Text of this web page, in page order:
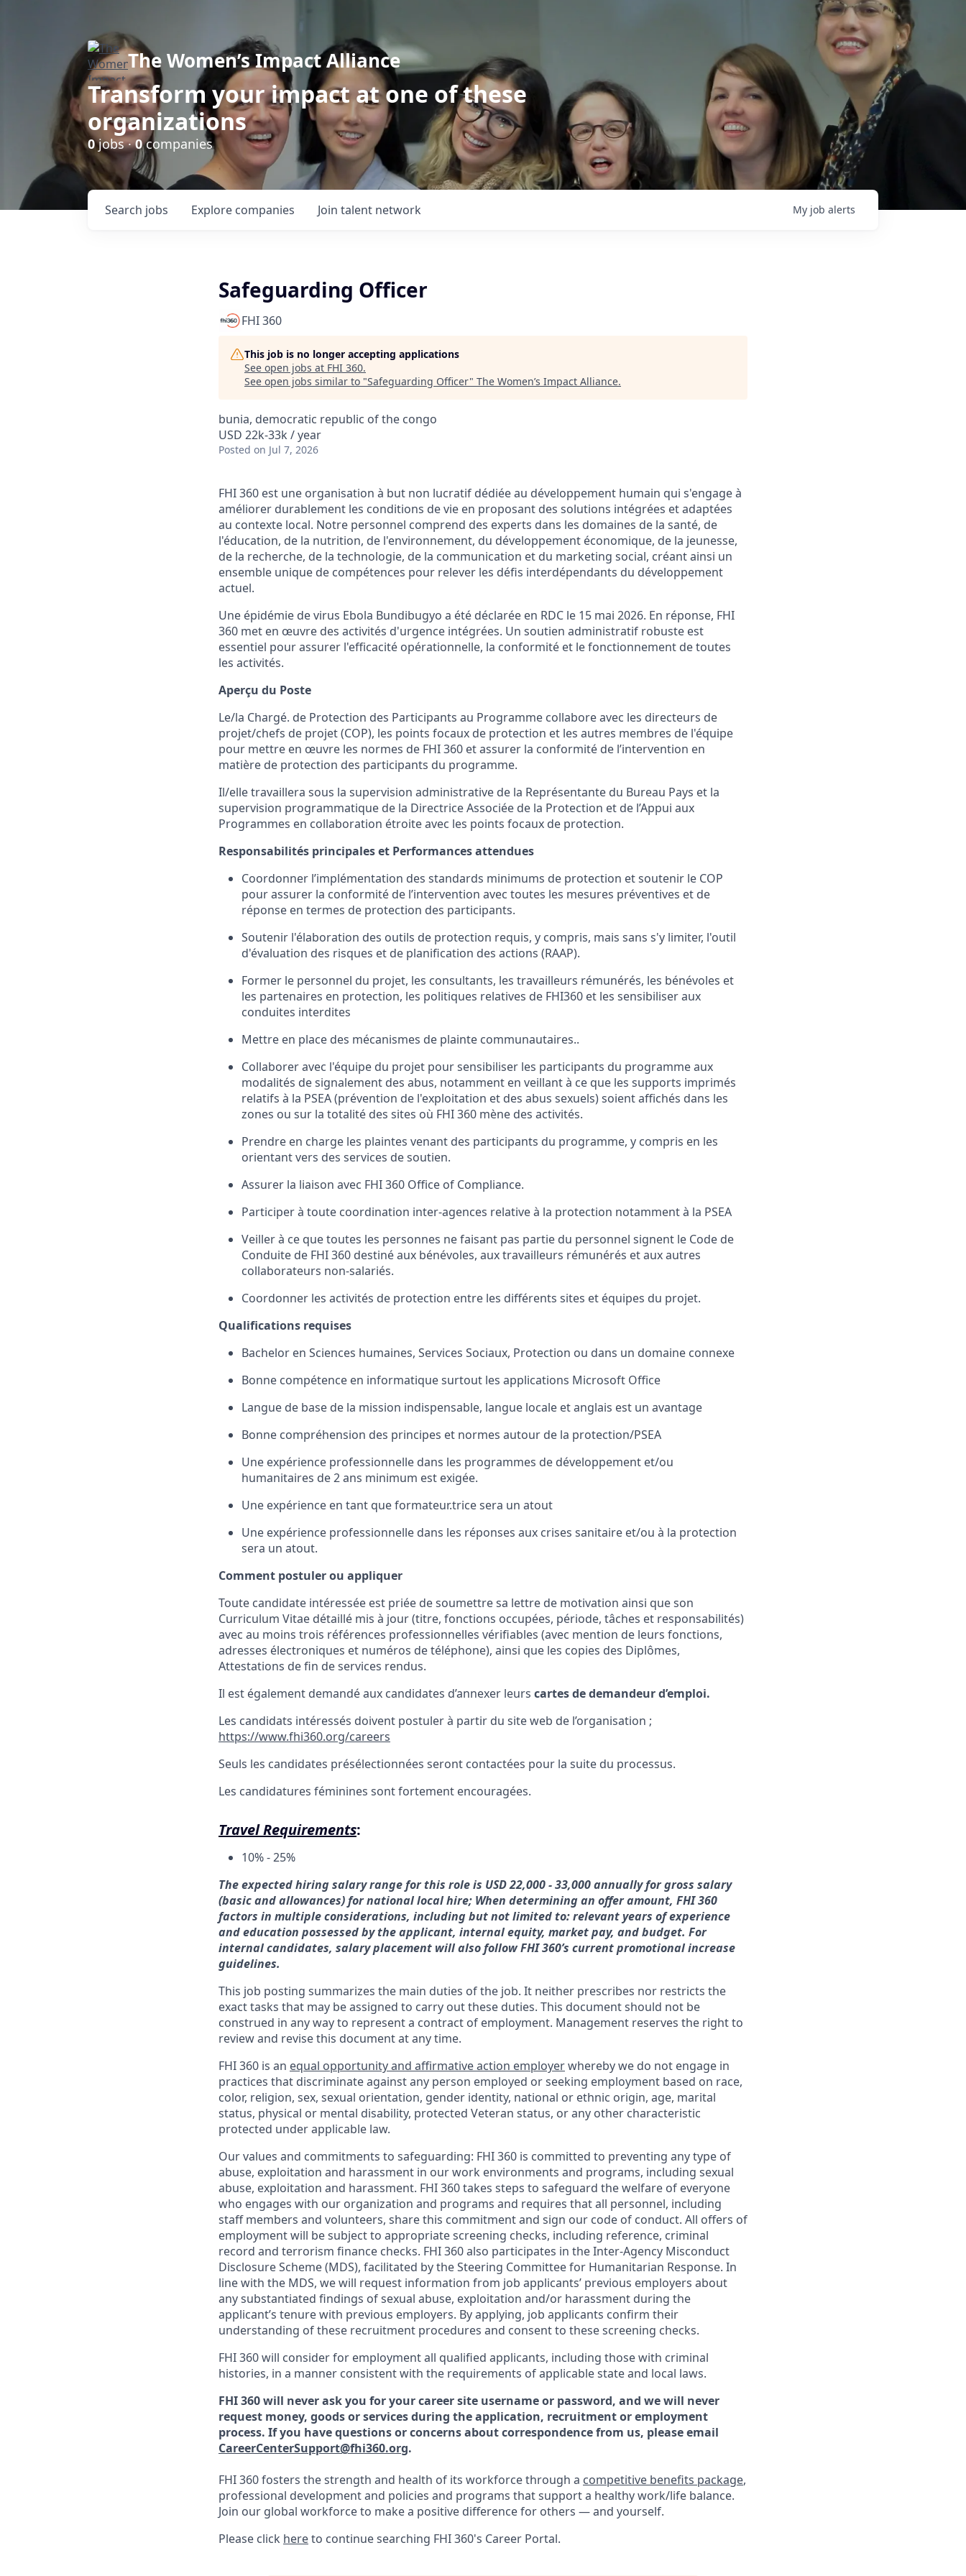
The Women’s Impact Alliance
Transform your impact at one of these
organizations
0jobs ·0companies
Search jobs Explore companies Join talent network My job alerts
Safeguarding Officer
FHI 360
This job is no longer accepting applications
See open jobs at FHI 360.
See open jobs similar to "Safeguarding Officer" The Women’s Impact Alliance.
bunia, democratic republic of the congo
USD 22k-33k / year
Posted on Jul 7, 2026
FHI 360 est une organisation à but non lucratif dédiée au développement humain qui s'engage à
améliorer durablement les conditions de vie en proposant des solutions intégrées et adaptées
au contexte local. Notre personnel comprend des experts dans les domaines de la santé, de
l'éducation, de la nutrition, de l'environnement, du développement économique, de la jeunesse,
de la recherche, de la technologie, de la communication et du marketing social, créant ainsi un
ensemble unique de compétences pour relever les défis interdépendants du développement
actuel.
Une épidémie de virus Ebola Bundibugyo a été déclarée en RDC le 15 mai 2026. En réponse, FHI
360 met en œuvre des activités d'urgence intégrées. Un soutien administratif robuste est
essentiel pour assurer l'efficacité opérationnelle, la conformité et le fonctionnement de toutes
les activités.
Aperçu du Poste
Le/la Chargé. de Protection des Participants au Programme collaboreavec les directeurs de
projet/chefs de projet (COP), les points focaux de protection et les autres membres de l'équipe
pour mettre en œuvre les normes de FHI 360 et assurer la conformité de l’intervention en
matière de protection des participants du programme.
Il/elle travaillera sous la supervision administrative de la Représentante du Bureau Pays et la
supervision programmatique de la DirectriceAssociée de la Protection et de l’Appui aux
Programmes en collaboration étroite avec les points focaux de protection.
Responsabilités principales et Performancesattendues
Coordonner l’implémentation des standards minimums de protection et soutenir le COP
pour assurer la conformité de l’intervention avec toutes les mesures préventives et de
réponse en termes de protection des participants.
Soutenir l'élaboration des outils de protection requis, y compris, mais sans s'y limiter, l'outil
d'évaluation des risques et de planification des actions (RAAP).
Former le personnel du projet, les consultants, les travailleurs rémunérés, les bénévoles et
les partenaires en protection, les politiques relatives de FHI360 et les sensibiliser aux
conduites interdites
Mettre en place des mécanismes de plainte communautaires..
Collaborer avec l'équipe du projet pour sensibiliser les participants du programme aux
modalités de signalement des abus, notamment en veillant à ce que les supports imprimés
relatifs à la PSEA (prévention de l'exploitation et des abus sexuels) soient affichés dans les
zones ou sur la totalité des sites où FHI 360 mène des activités.
Prendre en charge les plaintes venant des participants du programme, y compris en les
orientant vers des services de soutien.
Assurer la liaison avec FHI 360 Office of Compliance.
Participer à toute coordination inter-agences relative à la protection notamment à la PSEA
Veiller à ce que toutes les personnes ne faisant pas partie du personnel signent le Code de
Conduite de FHI 360 destiné aux bénévoles, aux travailleurs rémunérés et aux autres
collaborateurs non-salariés.
Coordonner les activités de protection entre les différents sites et équipes du projet.
Qualifications requises
Bachelor en Sciences humaines, Services Sociaux, Protection ou dans un domaine connexe
Bonne compétence en informatiquesurtout les applications Microsoft Office
Langue de base de la mission indispensable, langue locale et anglais est un avantage
Bonne compréhension des principes et normes autour de la protection/PSEA
Une expérience professionnelle dans les programmes de développement et/ou
humanitaires de2ans minimum est exigée.
Une expérience en tant queformateur.tricesera un atout
Une expérience professionnelle dans les réponses aux crises sanitaire et/ou à la protection
sera un atout.
Comment postuler ou appliquer
Toute candidate intéressée est priée de soumettre sa lettre de motivation ainsi que son
Curriculum Vitae détaillé mis à jour (titre, fonctions occupées, période, tâches et responsabilités)
avec au moins trois références professionnelles vérifiables (avec mention de leurs fonctions,
adresses électroniques et numéros de téléphone), ainsi que les copies des Diplômes,
Attestations de fin de services rendus.
Il est également demandé aux candidates d’annexer leurs cartes de demandeur d’emploi.
Les candidats intéressés doivent postuler à partir du site web de l’organisation ;
https://www.fhi360.org/careers
Seuls les candidates présélectionnées seront contactées pour la suite du processus.
Les candidatures féminines sont fortement encouragées.
Travel Requirements:
10% - 25%
The expected hiring salary range for this role is USD 22,000 - 33,000 annually for gross salary
(basic and allowances) for national local hire; When determining an offer amount, FHI 360
factors in multiple considerations, including but not limited to: relevant years of experience
and education possessed by the applicant, internal equity, market pay, and budget. For
internal candidates, salary placement will also follow FHI 360’s current promotional increase
guidelines.
This job posting summarizes the main duties of the job. It neither prescribes nor restricts the
exact tasks that may be assigned to carry out these duties. This document should not be
construed in any way to represent a contract of employment. Management reserves the right to
review and revise this document at any time.
FHI 360 is an equal opportunity and affirmative action employerwhereby we do not engage in
practices that discriminate against any person employed or seeking employment based on race,
color, religion, sex, sexual orientation, gender identity, national or ethnic origin, age, marital
status, physical or mental disability, protected Veteran status, or any other characteristic
protected under applicable law.
Our values and commitments to safeguarding: FHI 360 is committed to preventing any type of
abuse, exploitation and harassment in our work environments and programs, including sexual
abuse, exploitation and harassment. FHI 360 takes steps to safeguard the welfare of everyone
who engages with our organization and programs and requires that all personnel, including
staff members and volunteers, share this commitment and sign our code of conduct. All offers of
employment will be subject to appropriate screening checks, including reference, criminal
record and terrorism finance checks. FHI 360 also participates in the Inter-Agency Misconduct
Disclosure Scheme (MDS), facilitated by the Steering Committee for Humanitarian Response. In
line with the MDS, we will request information from job applicants’ previous employers about
any substantiated findings of sexual abuse, exploitation and/or harassment during the
applicant’s tenure with previous employers. By applying, job applicants confirm their
understanding of these recruitment procedures and consent to these screening checks.
FHI 360 will consider for employment all qualified applicants, including those with criminal
histories, in a manner consistent with the requirements of applicable state and local laws.
FHI 360 will never ask you for your career site username or password, and we will never
request money, goods or services during the application, recruitment or employment
process. If you have questions or concerns about correspondence from us, please email
CareerCenterSupport@fhi360.org.
FHI 360 fosters the strength and health of its workforce through a competitive benefits package,
professional development and policies and programs that support a healthy work/life balance.
Join our global workforce to make a positive difference for others — and yourself.
Please click hereto continue searching FHI 360's Career Portal.